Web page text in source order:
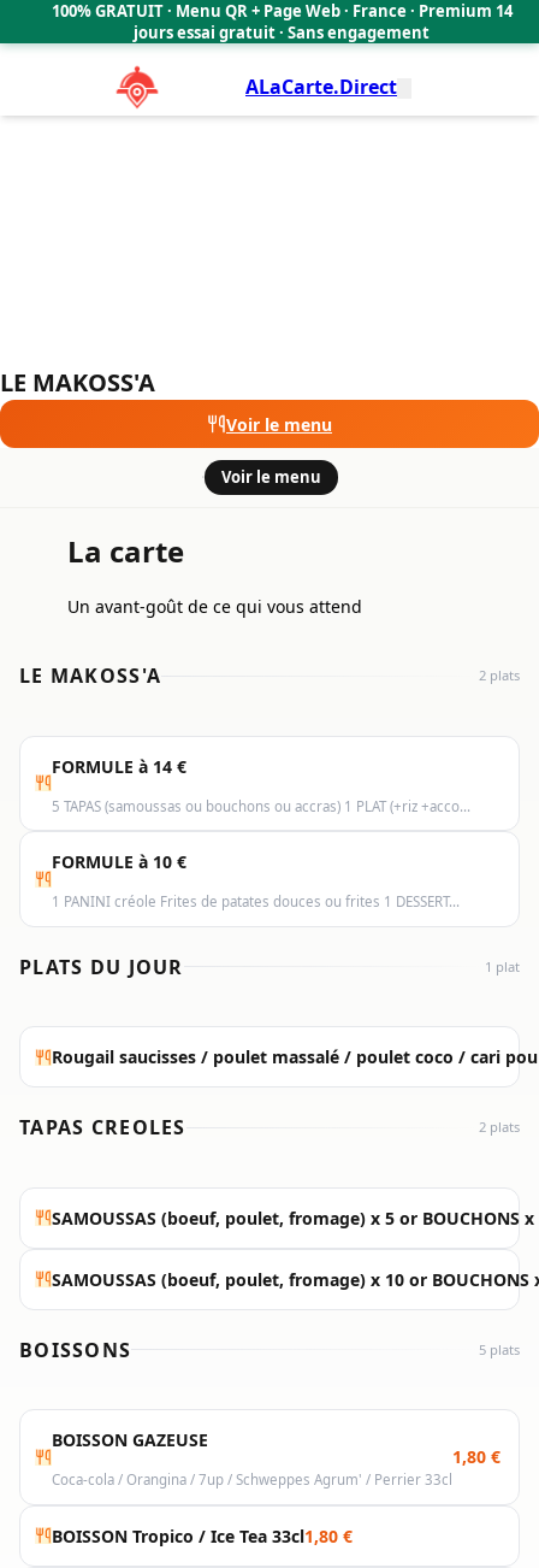
100% GRATUIT · Menu QR + Page Web · France · Premium 14
jours essai gratuit · Sans engagement
ALaCarte.Direct
LE MAKOSS'A
Voir le menu
· Voir le menu
LE MAKOSS'A
La carte
Un avant-goût de ce qui vous attend
LE MAKOSS'A 2 plats
FORMULE à 14 €
5 TAPAS (samoussas ou bouchons ou accras) 1 PLAT (+riz +acco…
FORMULE à 10 €
1 PANINI créole Frites de patates douces ou frites 1 DESSERT…
PLATS DU JOUR 1 plat
Rougail saucisses / poulet massalé / poulet coco / cari
TAPAS CREOLES 2 plats
SAMOUSSAS (boeuf, poulet, fromage) x 5 or BOUCHONS x
SAMOUSSAS (boeuf, poulet, fromage) x 10 or BOUCHONS
BOISSONS 5 plats
BOISSON GAZEUSE
Coca-cola / Orangina / 7up / Schweppes Agrum' / Perrier 33cl
1,80 €
BOISSON Tropico / Ice Tea 33cl1,80 €